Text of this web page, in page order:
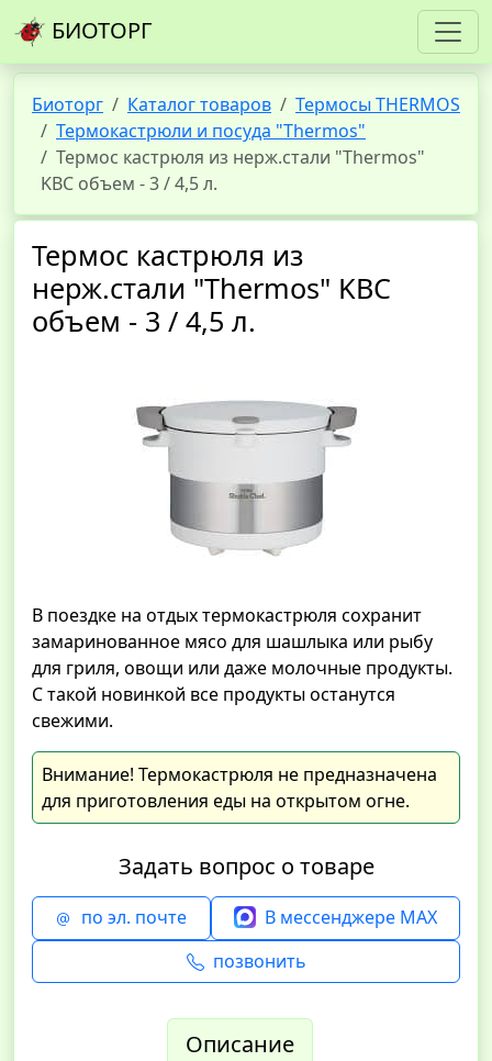
БИОТОРГ
Биоторг Каталог товаров
Термосы THERMOS
Термокастрюли и посуда "Thermos"
Термос кастрюля из нерж.стали "Thermos"
KBC объем - 3 / 4,5 л.
Термос кастрюля из
нерж.стали "Thermos" KBC
объем - 3 / 4,5 л.
В поездке на отдых термокастрюля сохранит
замаринованное мясо для шашлыка или рыбу
для гриля, овощи или даже молочные продукты.
С такой новинкой все продукты останутся
свежими.
Внимание! Термокастрюля не предназначена
для приготовления еды на открытом огне.
Задать вопрос о товаре
по эл. почте
В мессенджере MAX
позвонить
Описание